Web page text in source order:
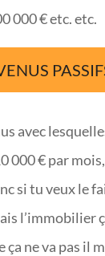
000 € etc. etc.
avec
000 € par
si tu veux le
l’immobilier
ne va pas il